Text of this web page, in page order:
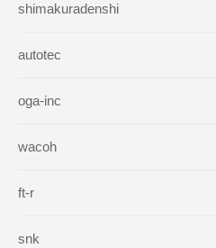
shimakuradenshi
autotec
oga-inc
wacoh
ft-r
snk